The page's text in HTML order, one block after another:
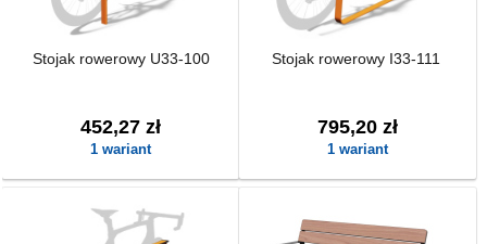
Stojak rowerowy U33-100
452,27 zł
1 wariant
Stojak rowerowy I33-111
795,20 zł
1 wariant